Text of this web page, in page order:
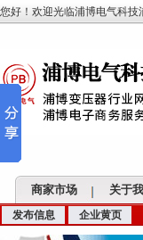
您好！欢迎光临浦博电气科技
商家市场 关于
发布信息 企业黄页